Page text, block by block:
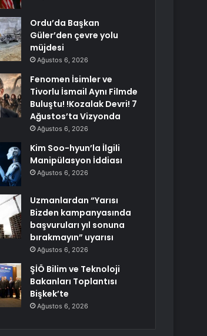
Ordu’da Başkan
Güler’den çevre yolu
müjdesi
Ağustos 6, 2026
Fenomen İsimler ve
Tivorlu İsmail Aynı Filmde
Buluştu! !Kozalak Devri! 7
Ağustos’ta Vizyonda
Ağustos 6, 2026
Kim Soo-hyun’la İlgili
Manipülasyon İddiası
Ağustos 6, 2026
Uzmanlardan “Yarısı
Bizden kampanyasında
başvuruları yıl sonuna
bırakmayın” uyarısı
Ağustos 6, 2026
ŞİÖ Bilim ve Teknoloji
Bakanları Toplantısı
Bişkek’te
Ağustos 6, 2026